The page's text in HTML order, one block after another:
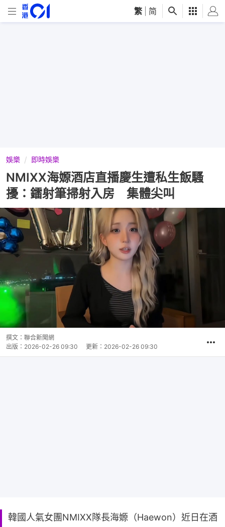
繁 简
娛樂 即時娛樂
NMIXX海嫄酒店直播慶生遭私生飯騷
擾：鐳射筆掃射入房 集體尖叫
撰文： 聯合新聞網
出版： 2026-02-26 09:30 更新： 2026-02-26 09:30
韓國人氣女團NMIXX隊長海嫄（Haewon）近日在酒